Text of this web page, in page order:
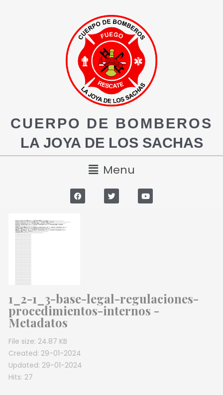
CUERPO DE BOMBEROS
LA JOYA DE LOS SACHAS
Menu
1_2-1_3-base-legal-regulaciones-
procedimientos-internos -
Metadatos
File size: 24.87 KB
Created: 29-01-2024
Updated: 29-01-2024
Hits: 27